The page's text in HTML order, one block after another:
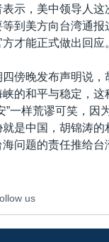
示，美中领导人
到美方向台湾通报
才能正式做出回应
傍晚发布声明说，
的和平与稳定，这
”一样荒谬可笑，因
是中国，胡锦涛的
问题的责任推给台
us